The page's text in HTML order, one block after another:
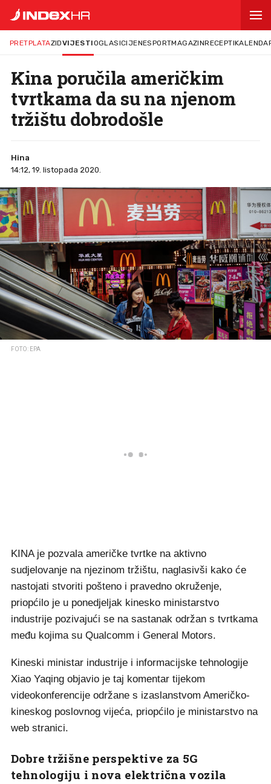
PRETPLATAZIDVIJESTIOGLASICIJENESPORTMAGAZINRECEPTI
Kina poručila američkim
tvrtkama da su na njenom
tržištu dobrodošle
Hina
14:12, 19. listopada 2020.
FOTO: EPA
KINA je pozvala američke tvrtke na aktivno
sudjelovanje na njezinom tržištu, naglasivši kako će
nastojati stvoriti pošteno i pravedno okruženje,
priopćilo je u ponedjeljak kinesko ministarstvo
industrije pozivajući se na sastanak održan s tvrtkama
među kojima su Qualcomm i General Motors.
Kineski ministar industrije i informacijske tehnologije
Xiao Yaqing objavio je taj komentar tijekom
videokonferencije održane s izaslanstvom Američko-
kineskog poslovnog vijeća, priopćilo je ministarstvo na
web stranici.
Dobre tržišne perspektive za 5G
tehnologiju i nova električna vozila